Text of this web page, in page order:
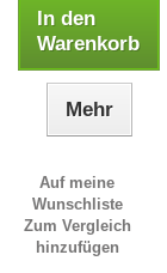
In den
Warenkorb
Mehr
Auf meine
Wunschliste
Zum Vergleich
hinzufügen